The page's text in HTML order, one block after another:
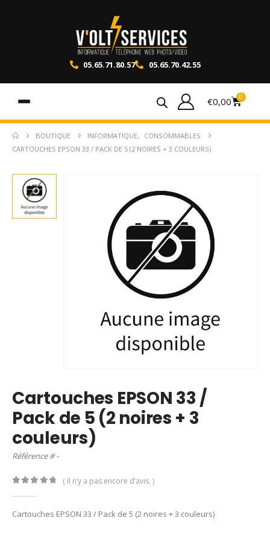
05.65.71.80.57 05.65.70.42.55
€0,00 0
BOUTIQUE INFORMATIQUE,
CONSOMMABLES
CARTOUCHES EPSON 33 / PACK DE 5 (2 NOIRES + 3 COULEURS)
Cartouches EPSON 33 /
Pack de 5 (2 noires + 3
couleurs)
Référence # -
( Il n’y a pas encore d’avis. )
Cartouches EPSON 33 / Pack de 5 (2 noires + 3 couleurs)